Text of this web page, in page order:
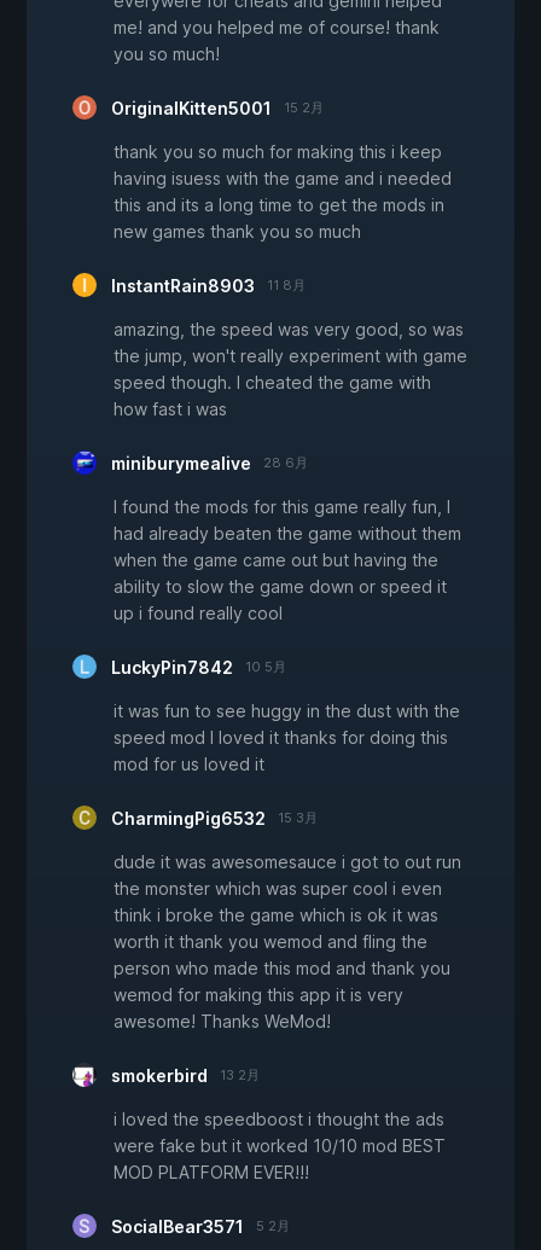
me! and you helped me of course! thank
you so much!
OriginalKitten5001 15 2月
thank you so much for making this i keep
having isuess with the game and i needed
this and its a long time to get the mods in
new games thank you so much
InstantRain8903 11 8月
amazing, the speed was very good, so was
the jump, won't really experiment with game
speed though. I cheated the game with
how fast i was
miniburymealive 28 6月
I found the mods for this game really fun, I
had already beaten the game without them
when the game came out but having the
ability to slow the game down or speed it
up i found really cool
LuckyPin7842 10 5月
it was fun to see huggy in the dust with the
speed mod I loved it thanks for doing this
mod for us loved it
CharmingPig6532 15 3月
dude it was awesomesauce i got to out run
the monster which was super cool i even
think i broke the game which is ok it was
worth it thank you wemod and fling the
person who made this mod and thank you
wemod for making this app it is very
awesome! Thanks WeMod!
smokerbird 13 2月
i loved the speedboost i thought the ads
were fake but it worked 10/10 mod BEST
MOD PLATFORM EVER!!!
SocialBear3571 5 2月